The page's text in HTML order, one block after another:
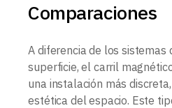
Comparaciones
A diferencia de los sistemas
superficie, el carril
una instalación más
estética del espacio. Este